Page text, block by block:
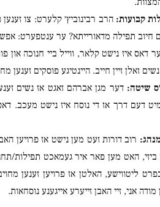
קבועות: הרב רבינוביץ׳ קלערט: צו
חיוב תפילה מדאורייתא? ער ענטפערט:
דאס איז נישט קלאר, ווייל ביי חנוכה און
זאלן זיין חייב. היינטיגע פוסקים זענען
שיטה: דער מגן אברהם זאגט אז נשים
דעם דרך אז די נוסח איז נישט מעכב.
רוב דורות זעט מען נישט אז פרויען
ביזי, האט מען פאר איר געמאכט תפילות/
ליטווישע, האלטן אז פרויען זענען
מודה אני, זיי האבן זייערע אייגענע נוסחאות.